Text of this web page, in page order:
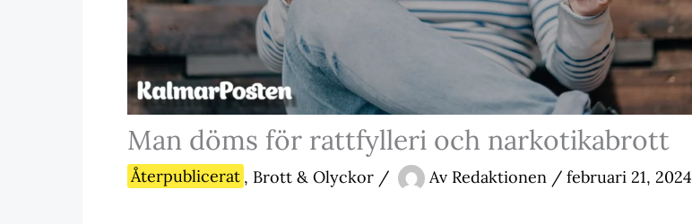
Man döms för rattfylleri och narkotikabrott
Återpublicerat , Brott & Olyckor / Av Redaktionen / februari 21, 2024